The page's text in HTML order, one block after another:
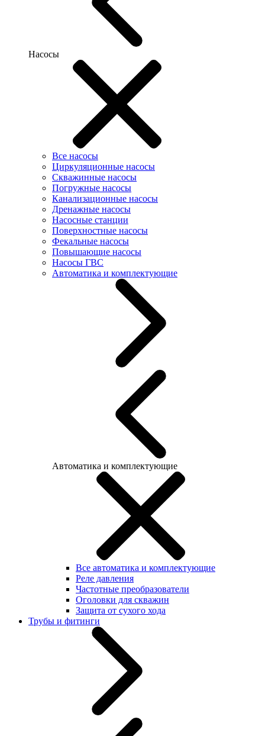
Насосы
Все насосы
Циркуляционные насосы
Скважинные насосы
Погружные насосы
Канализационные насосы
Дренажные насосы
Насосные станции
Поверхностные насосы
Фекальные насосы
Повышающие насосы
Насосы ГВС
Автоматика и комплектующие
Автоматика и комплектующие
Все автоматика и комплектующие
Реле давления
Частотные преобразователи
Оголовки для скважин
Защита от сухого хода
Трубы и фитинги